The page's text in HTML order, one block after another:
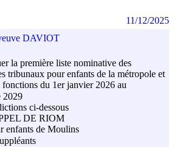
DAVIOT
la première liste nominative des
tribunaux pour enfants de la métropole et
fonctions du 1er janvier 2026 au
2029
ci-dessous
DE RIOM
enfants de Moulins
11/12/2025